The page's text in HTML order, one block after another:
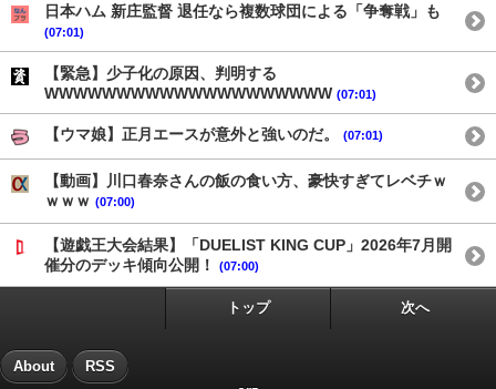
日本ハム 新庄監督 退任なら複数球団による「争奪戦」も
(07:01)
【緊急】少子化の原因、判明する
WWWWWWWWWWWWWWWWWWWW (07:01)
【ウマ娘】正月エースが意外と強いのだ。 (07:01)
【動画】川口春奈さんの飯の食い方、豪快すぎてレベチｗ
ｗｗｗ (07:00)
【遊戯王大会結果】「DUELIST KING CUP」2026年7月開
催分のデッキ傾向公開！
(07:00)
トップ 次へ
About RSS